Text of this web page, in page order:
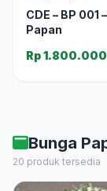
CDE – BP 001
Papan
Rp 1.800.000
Bunga
20 produk tersedia